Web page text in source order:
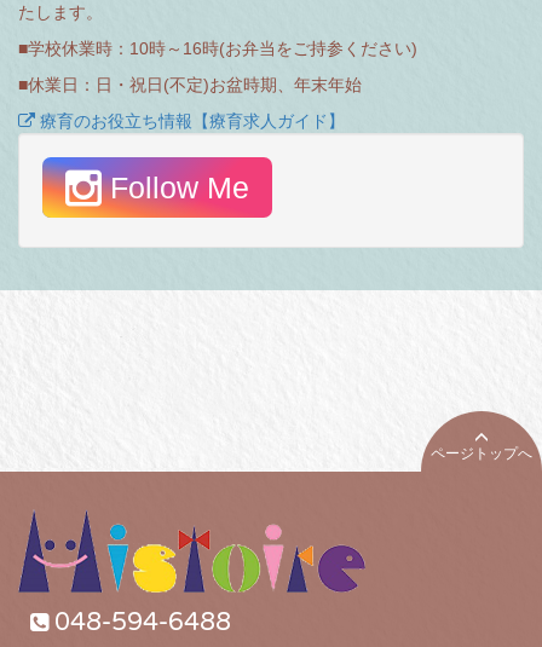
たします。
■学校休業時：10時～16時(お弁当をご持参ください)
■休業日：日・祝日(不定)お盆時期、年末年始
療育のお役立ち情報【療育求人ガイド】
Follow Me
ページトップへ
048-594-6488